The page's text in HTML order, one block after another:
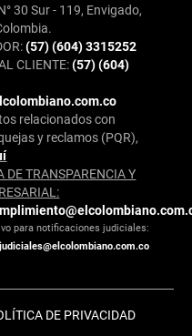
30 Sur - 119, Envigado,
(57) (604) 3315252
CLIENTE:(57) (604)
relacionados con
y reclamos (PQR),
DE TRANSPARENCIA Y
para notificaciones judiciales:
DE PRIVACIDAD